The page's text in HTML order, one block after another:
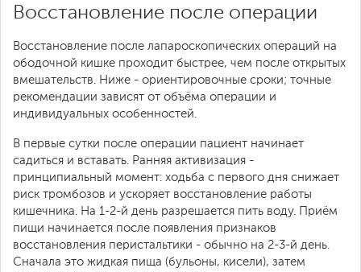
Восстановление после операции
Восстановление после лапароскопических операций на
ободочной кишке проходит быстрее, чем после открытых
вмешательств. Ниже - ориентировочные сроки; точные
рекомендации зависят от объёма операции и
индивидуальных особенностей.
В первые сутки после операции пациент начинает
садиться и вставать. Ранняя активизация -
принципиальный момент: ходьба с первого дня снижает
риск тромбозов и ускоряет восстановление работы
кишечника. На 1-2-й день разрешается пить воду. Приём
пищи начинается после появления признаков
восстановления перистальтики - обычно на 2-3-й день.
Сначала это жидкая пища (бульоны, кисели), затем